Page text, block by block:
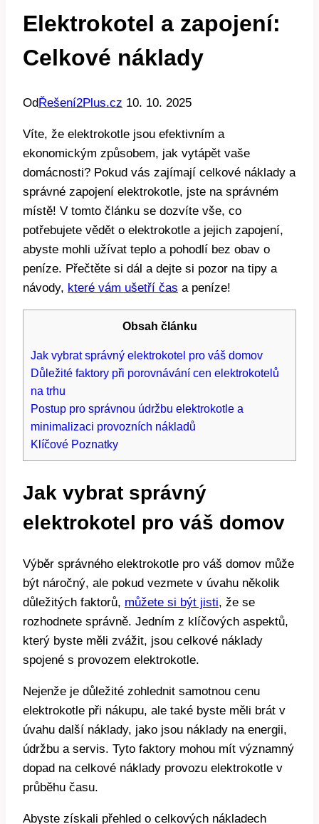
Elektrokotel a zapojení:
Celkové náklady
Od Řešení2Plus.cz 10. 10. 2025
Víte,‌ že ‍elektrokotle jsou efektivním a
ekonomickým​ způsobem, jak⁤ vytápět vaše
domácnosti? Pokud vás zajímají ⁤celkové náklady a
‌správné zapojení elektrokotle, jste na ⁣správném
‍místě! ‍V tomto článku se dozvíte⁣ vše, co
potřebujete vědět o elektrokotle a jejich zapojení,
abyste​ mohli užívat teplo ‍a pohodlí bez obav o
peníze. Přečtěte si dál a dejte si⁣ pozor na ‌tipy a
návody, ⁢ které vám ušetří čas a‍ peníze!
Obsah článku
Jak‌ vybrat správný elektrokotel pro váš domov
Důležité‍ faktory při porovnávání cen‍ elektrokotelů
na trhu
Postup⁣ pro správnou ​údržbu elektrokotle a⁤
minimalizaci ⁣provozních nákladů
Klíčové Poznatky
Jak‌ vybrat správný
elektrokotel pro váš domov
Výběr správného elektrokotle pro váš domov ‌může
‍být náročný, ale pokud vezmete v úvahu ⁣několik
důležitých⁢ faktorů, můžete si být jisti,⁤ že ‍se‍
rozhodnete správně. ⁢Jedním z klíčových ⁣aspektů,
který byste⁤ měli zvážit, jsou celkové⁣ náklady
spojené s provozem elektrokotle.
Nejenže je důležité ​zohlednit‍ samotnou cenu
elektrokotle při nákupu, ale⁣ také byste ‌měli⁤ brát v
úvahu⁤ další náklady, jako jsou náklady na energii,
údržbu a servis. ⁢Tyto faktory mohou​ mít významný‍
dopad na ‌celkové náklady provozu⁢ elektrokotle v
průběhu času.
Abyste ⁤získali přehled o celkových nákladech